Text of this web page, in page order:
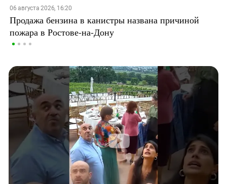
06 августа 2026, 16:20
Продажа бензина в канистры названа причиной
пожара в Ростове-на-Дону